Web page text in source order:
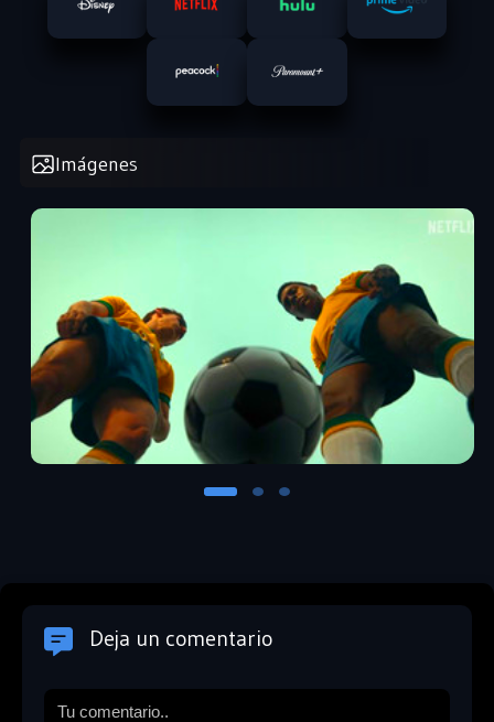
Imágenes
Deja un comentario